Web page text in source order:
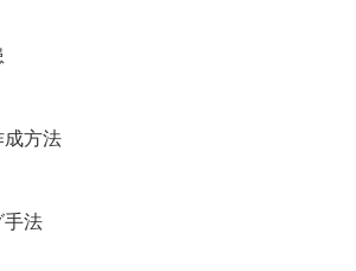
成方法
手法